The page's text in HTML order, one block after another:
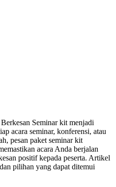
Seminar kit menjadi
acara seminar, konferensi, atau
pesan paket seminar kit
acara Anda berjalan
positif kepada peserta. Artikel
pilihan yang dapat ditemui